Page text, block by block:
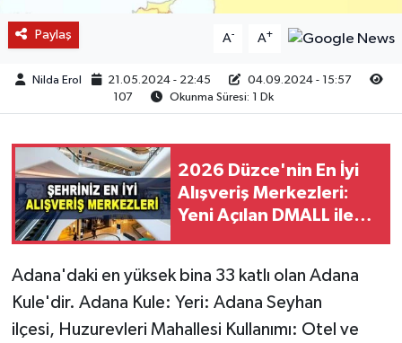
Paylaş A- A+
Nilda Erol 21.05.2024 - 22:45
04.09.2024 - 15:57
107
Okunma Süresi: 1 Dk
2026 Düzce'nin En İyi
Alışveriş Merkezleri:
Yeni Açılan DMALL ile
Adana'daki en yüksek bina 33 katlı olan Adana
Kule'dir. Adana Kule: Yeri: Adana Seyhan
ilçesi, Huzurevleri Mahallesi Kullanımı: Otel ve